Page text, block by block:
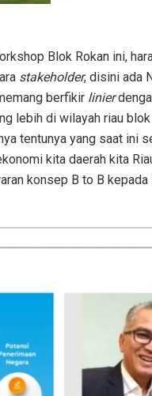
Blok Rokan ini,
stakeholder, disini ada
berfikir linier
lebih di wilayah riau
tentunya yang saat ini
kita daerah kita
konsep B to B kepada